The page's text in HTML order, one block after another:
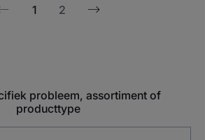
Vorige
1 2
Volgende
probleem, assortiment of
producttype